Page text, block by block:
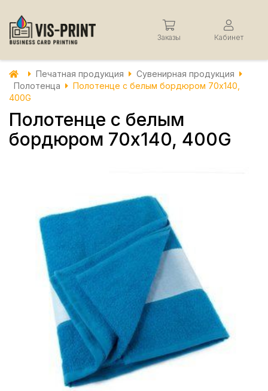
Заказы Кабинет
Печатная продукция
Сувенирная продукция
Полотенца
Полотенце с белым бордюром 70х140,
400G
Полотенце с белым
бордюром 70х140, 400G